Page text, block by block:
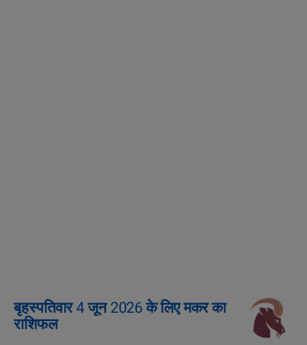
बृहस्पतिवार 4 जून 2026 के लिए मकर का
राशिफल